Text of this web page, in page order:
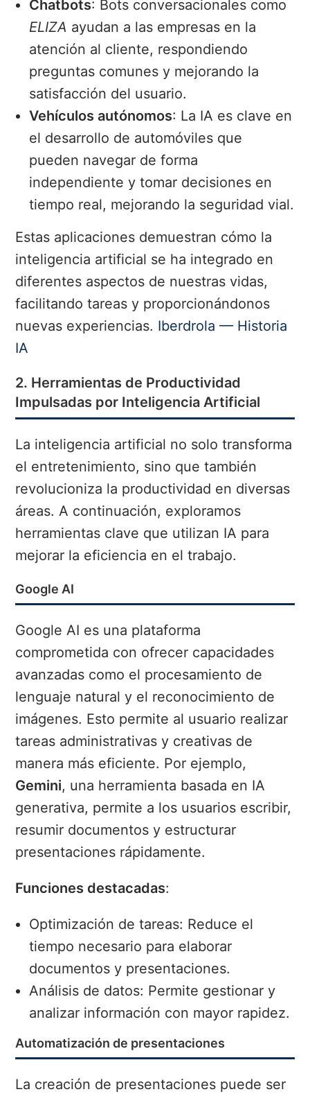
Chatbots: Bots conversacionales como
ELIZA ayudan a las empresas en la
atención al cliente, respondiendo
preguntas comunes y mejorando la
satisfacción del usuario.
Vehículos autónomos: La IA es clave en
el desarrollo de automóviles que
pueden navegar de forma
independiente y tomar decisiones en
tiempo real, mejorando la seguridad vial.
Estas aplicaciones demuestran cómo la
inteligencia artificial se ha integrado en
diferentes aspectos de nuestras vidas,
facilitando tareas y proporcionándonos
nuevas experiencias. Iberdrola — Historia
IA
2. Herramientas de Productividad
Impulsadas por Inteligencia Artificial
La inteligencia artificial no solo transforma
el entretenimiento, sino que también
revolucioniza la productividad en diversas
áreas. A continuación, exploramos
herramientas clave que utilizan IA para
mejorar la eficiencia en el trabajo.
Google AI
Google AI es una plataforma
comprometida con ofrecer capacidades
avanzadas como el procesamiento de
lenguaje natural y el reconocimiento de
imágenes. Esto permite al usuario realizar
tareas administrativas y creativas de
manera más eficiente. Por ejemplo,
Gemini, una herramienta basada en IA
generativa, permite a los usuarios escribir,
resumir documentos y estructurar
presentaciones rápidamente.
Funciones destacadas:
Optimización de tareas: Reduce el
tiempo necesario para elaborar
documentos y presentaciones.
Análisis de datos: Permite gestionar y
analizar información con mayor rapidez.
Automatización de presentaciones
La creación de presentaciones puede ser